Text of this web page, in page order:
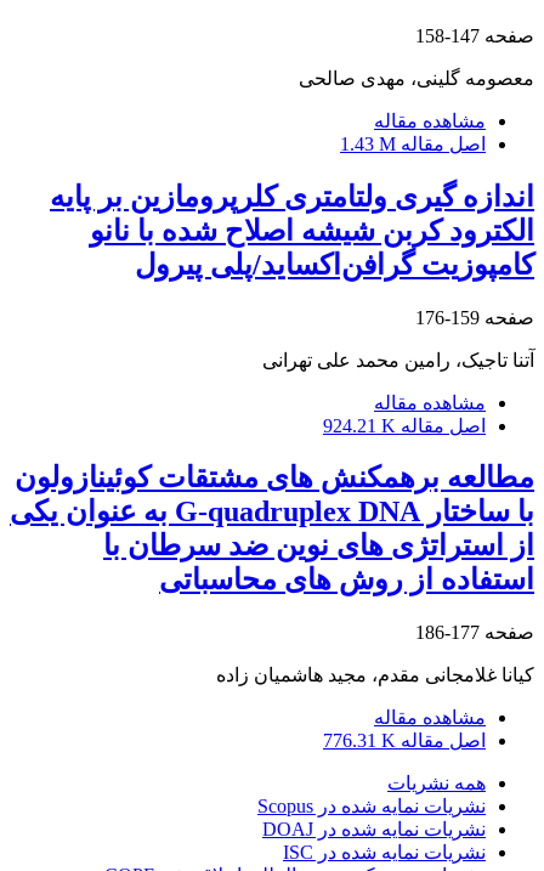
صفحه 147-158
معصومه گلینی، مهدی صالحی
مشاهده مقاله
اصل مقاله 1.43 M
اندازه گیری ولتامتری کلرپرومازین بر پایه
الکترود کربن شیشه‌ اصلاح شده با نانو
کامپوزیت گرافن‌اکساید/پلی پیرول
صفحه 159-176
آتنا تاجیک، رامین محمد علی تهرانی
مشاهده مقاله
اصل مقاله 924.21 K
مطالعه برهمکنش های مشتقات کوئینازولون
با ساختار G-quadruplex DNA به عنوان یکی
از استراتژی های نوین ضد سرطان با
استفاده از روش های محاسباتی
صفحه 177-186
کیانا غلامجانی مقدم، مجید هاشمیان زاده
مشاهده مقاله
اصل مقاله 776.31 K
همه نشریات
نشریات نمایه شده در Scopus
نشریات نمایه شده در DOAJ
نشریات نمایه شده در ISC